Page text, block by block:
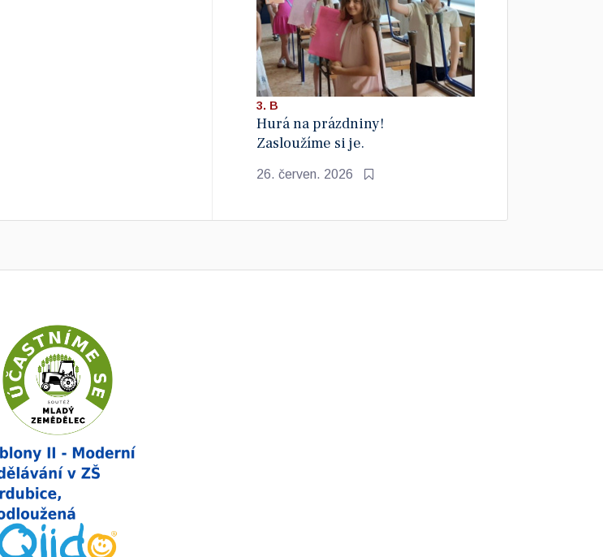
3. B
Hurá na prázdniny!
Zasloužíme si je.
26. červen. 2026